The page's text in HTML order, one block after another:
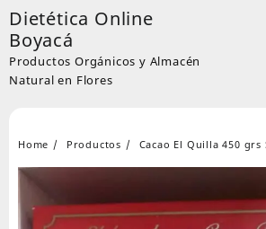
Skip
to
content
Dietética Online
Boyacá
Productos Orgánicos y Almacén
Natural en Flores
Home Productos Cacao El Quilla 450 grs